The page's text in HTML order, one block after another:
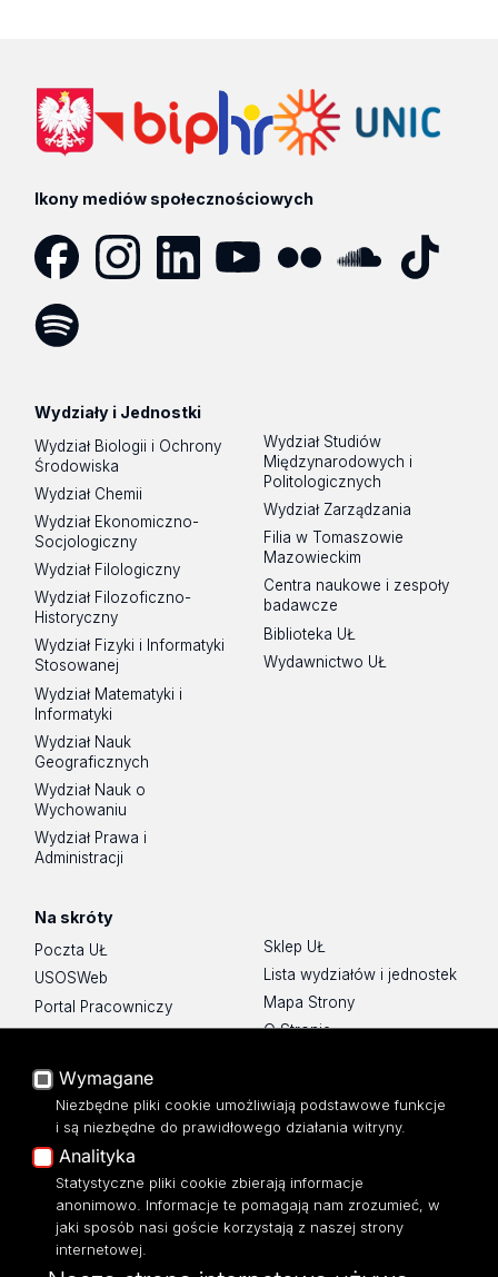
Ikony mediów społecznościowych
Wydziały i Jednostki
Wydział Biologii i Ochrony
Środowiska
Wydział Chemii
Wydział Ekonomiczno-
Socjologiczny
Wydział Filologiczny
Wydział Filozoficzno-
Historyczny
Wydział Fizyki i Informatyki
Stosowanej
Wydział Matematyki i
Informatyki
Wydział Nauk
Geograficznych
Wydział Nauk o
Wychowaniu
Wydział Prawa i
Administracji
Wydział Studiów
Międzynarodowych i
Politologicznych
Wydział Zarządzania
Filia w Tomaszowie
Mazowieckim
Centra naukowe i zespoły
badawcze
Biblioteka UŁ
Wydawnictwo UŁ
Na skróty
Poczta UŁ
USOSWeb
Portal Pracowniczy
Baza Aktów Własnych
Moodle
Eksperci UŁ
Polityka Prywatności
Dostępność
Sklep UŁ
Lista wydziałów i jednostek
Mapa Strony
O Stronie
Wymagane
Niezbędne pliki cookie umożliwiają podstawowe funkcje
i są niezbędne do prawidłowego działania witryny.
Analityka
Statystyczne pliki cookie zbierają informacje
anonimowo. Informacje te pomagają nam zrozumieć, w
jaki sposób nasi goście korzystają z naszej strony
internetowej.